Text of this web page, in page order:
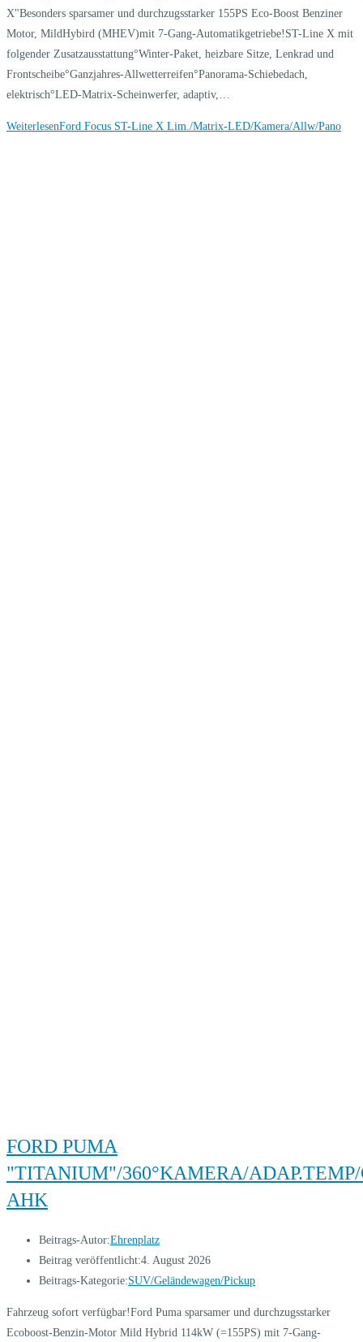
X"Besonders sparsamer und durchzugsstarker 155PS Eco-Boost Benziner
Motor, MildHybird (MHEV)mit 7-Gang-Automatikgetriebe!ST-Line X mit
folgender Zusatzausstattung°Winter-Paket, heizbare Sitze, Lenkrad und
Frontscheibe°Ganzjahres-Allwetterreifen°Panorama-Schiebedach,
elektrisch°LED-Matrix-Scheinwerfer, adaptiv,…
WeiterlesenFord Focus ST-Line X Lim./Matrix-LED/Kamera/Allw/Pano
FORD PUMA
"TITANIUM"/360°KAMERA/
AHK
Beitrags-Autor:Ehrenplatz
Beitrag veröffentlicht:4. August 2026
Beitrags-Kategorie:SUV/Geländewagen/Pickup
Fahrzeug sofort verfügbar!Ford Puma sparsamer und durchzugsstarker
Ecoboost-Benzin-Motor Mild Hybrid 114kW (=155PS) mit 7-Gang-